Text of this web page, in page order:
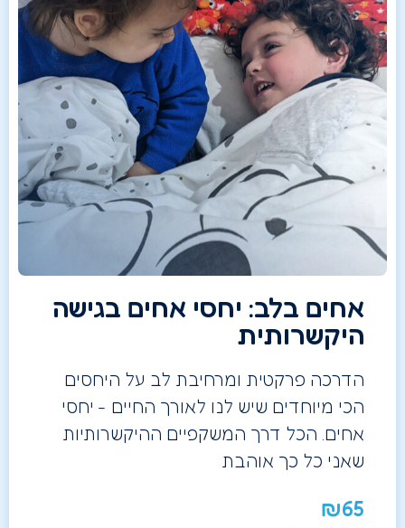
אחים בלב: יחסי אחים בגישה
היקשרותית
הדרכה פרקטית ומרחיבת לב על היחסים
הכי מיוחדים שיש לנו לאורך החיים - יחסי
אחים. הכל דרך המשקפיים ההיקשרותיות
שאני כל כך אוהבת
₪65